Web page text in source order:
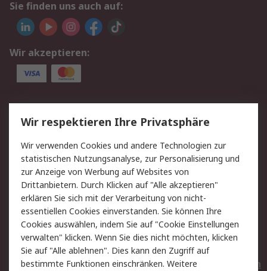
Sie finden uns auch auf:
Wir akzeptieren:
Service
Value Added Services
Lieferlösungen
Rücksendungen
Kontakt
Hilfe
Privatkunden
Rechtliches
AGB
Datenschutz
Cookie-Richtlinie
Zahlungsbedingungen
Copyright/Impressum
Entsorgung
Elektrogeräte/Batterien
Wir respektieren Ihre Privatsphäre
Wir verwenden Cookies und andere Technologien zur
statistischen Nutzungsanalyse, zur Personalisierung und
zur Anzeige von Werbung auf Websites von
Drittanbietern. Durch Klicken auf "Alle akzeptieren"
erklären Sie sich mit der Verarbeitung von nicht-
essentiellen Cookies einverstanden. Sie können Ihre
Cookies auswählen, indem Sie auf "Cookie Einstellungen
verwalten" klicken. Wenn Sie dies nicht möchten, klicken
Sie auf "Alle ablehnen". Dies kann den Zugriff auf
bestimmte Funktionen einschränken. Weitere